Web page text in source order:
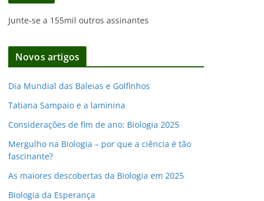
e
ç
d
e
a
i
Junte-se a 155mil outros assinantes
Novos artigos
Dia Mundial das Baleias e Golfinhos
Tatiana Sampaio e a laminina
Considerações de fim de ano: Biologia 2025
Mergulho na Biologia – por que a ciência é tão
fascinante?
As maiores descobertas da Biologia em 2025
Biologia da Esperança